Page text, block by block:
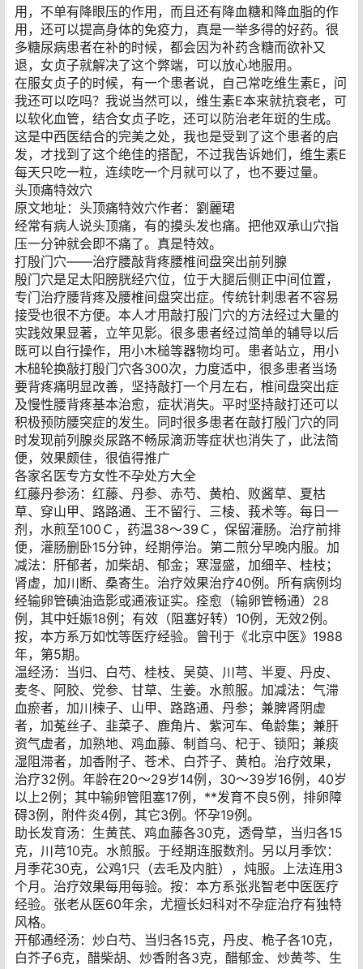
用，不单有降眼压的作用，而且还有降血糖和降血脂的作
用，还可以提高身体的免疫力，真是一举多得的好药。很
多糖尿病患者在补的时候，都会因为补药含糖而欲补又
退，女贞子就解决了这个弊端，可以放心地服用。
在服女贞子的时候，有一个患者说，自己常吃维生素E，问
我还可以吃吗？我说当然可以，维生素E本来就抗衰老，可
以软化血管，结合女贞子吃，还可以防治老年斑的生成。
这是中西医结合的完美之处，我也是受到了这个患者的启
发，才找到了这个绝佳的搭配，不过我告诉她们，维生素E
每天只吃一粒，连续吃一个月就可以了，也不要过量。
头顶痛特效穴
原文地址：头顶痛特效穴作者：劉麗珺
经常有病人说头顶痛，有的摸头发也痛。把他双承山穴指
压一分钟就会即不痛了。真是特效。
打殷门穴——治疗腰敲背疼腰椎间盘突出前列腺
殷门穴是足太阳膀胱经穴位，位于大腿后侧正中间位置，
专门治疗腰背疼及腰椎间盘突出症。传统针刺患者不容易
接受也很不方便。本人才用敲打殷门穴的方法经过大量的
实践效果显著，立竿见影。很多患者经过简单的辅导以后
既可以自行操作，用小木槌等器物均可。患者站立，用小
木槌轮换敲打殷门穴各300次，力度适中，很多患者当场
要背疼痛明显改善，坚持敲打一个月左右，椎间盘突出症
及慢性腰背疼基本治愈，症状消失。平时坚持敲打还可以
积极预防腰突症的发生。同时很多患者在敲打殷门穴的同
时发现前列腺炎尿路不畅尿滴沥等症状也消失了，此法简
便，效果颇佳，很值得推广
各家名医专方女性不孕处方大全
红藤丹参汤：红藤、丹参、赤芍、黄柏、败酱草、夏枯
草、穿山甲、路路通、王不留行、三棱、莪术等。每日一
剂，水煎至100Ｃ，药温38～39Ｃ，保留灌肠。治疗前排
便，灌肠删卧15分钟，经期停治。第二煎分早晚内服。加
减法：肝郁者，加柴胡、郁金；寒湿盛，加细辛、桂枝；
肾虚，加川断、桑寄生。治疗效果治疗40例。所有病例均
经输卵管碘油造影或通液证实。痊愈（输卵管畅通）28
例，其中妊娠18例；有效（阻塞好转）10例，无效2例。
按，本方系万如忱等医疗经验。曾刊于《北京中医》1988
年，第5期。
温经汤：当归、白芍、桂枝、吴萸、川芎、半夏、丹皮、
麦冬、阿胶、党参、甘草、生姜。水煎服。加减法：气滞
血瘀者，加川楝子、山甲、路路通、丹参；兼脾肾阴虚
者，加菟丝子、韭菜子、鹿角片、紫河车、龟龄集；兼肝
资气虚者，加熟地、鸡血藤、制首乌、杞于、锁阳；兼痰
湿阻滞者，加香附子、苍术、白芥子、黄柏。治疗效果，
治疗32例。年龄在20～29岁14例，30～39岁16例，40岁
以上2例；其中输卵管阻塞17例，**发育不良5例，排卵障
碍3例，附件炎4例，其它3例。怀孕19例。
助长发育汤：生黄芪、鸡血藤各30克，透骨草，当归各15
克，川芎10克。水煎服。于经期连服数剂。另以月季饮：
月季花30克，公鸡1只（去毛及内脏），炖服。上法连用3
个月。治疗效果每用每验。按：本方系张兆智老中医医疗
经验。张老从医60年余，尤擅长妇科对不孕症治疗有独特
风格。
开郁通经汤：炒白芍、当归各15克，丹皮、桅子各10克，
白芥子6克，醋柴胡、炒香附各3克，醋郁金、炒黄芩、生